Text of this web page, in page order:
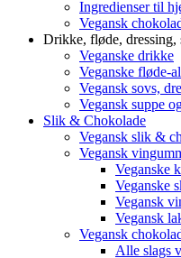
Ingredienser til
Vegansk
Drikke, fløde, dressing,
Veganske drikke
Veganske fløde-
Vegansk sovs,
Vegansk suppe
Slik & Chokolade
Vegansk slik &
Vegansk
Veganske
Veganske
Vegansk
Vegansk
Vegansk
Alle slags